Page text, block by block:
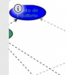
daos de
simulacao
dinamica-de-
sistemas-